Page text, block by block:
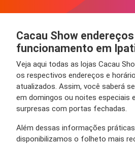
Cacau Show
funcionamento em
Veja aqui todas as lojas Cacau
os respectivos endereços e
atualizados. Assim, você saberá
em domingos ou noites especiais
surpresas com portas fechadas.
Além dessas informações
disponibilizamos o folheto mais